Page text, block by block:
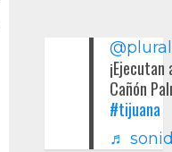
Cañón
#tijuana
♬